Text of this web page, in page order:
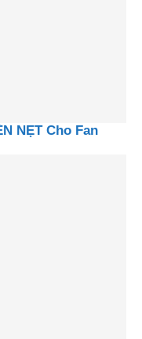
NẸT Cho Fan